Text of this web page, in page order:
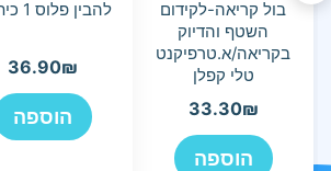
בול קריאה-לקידום
השטף והדיוק
בקריאה/א.טרפיקנט
טלי קפלן
33.30₪
הוספה
להבין פלוס 1 כיתה ג
36.90₪
הוספה